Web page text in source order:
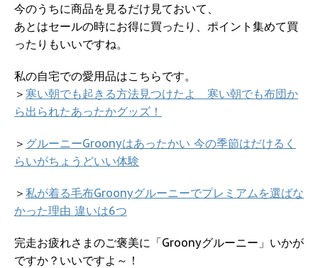
今のうちに商品を見るだけ見ておいて、
あとはセールの時にお得に買ったり、ポイント集めて買
ったりもいいですね。
私の自宅での愛用品はこちらです。
＞ 寒い朝でも起きる方法見つけたよ 寒い朝でも布団か
ら出られたあったかグッズ！
＞ グルーニーGroonyはあったかい 今の季節はだけるく
らいがちょうどいい体験
＞ 私が着る毛布Groonyグルーニーでプレミアムを選ばな
かった理由 違いは6つ
完走お疲れさまのご褒美に「Groonyグルーニー」いかが
ですか？いいですよ～！